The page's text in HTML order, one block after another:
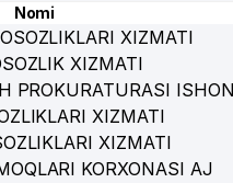
Nomi
XIZMATI
XIZMATI
PROKURATURASI
XIZMATI
XIZMATI
KORXONASI AJ